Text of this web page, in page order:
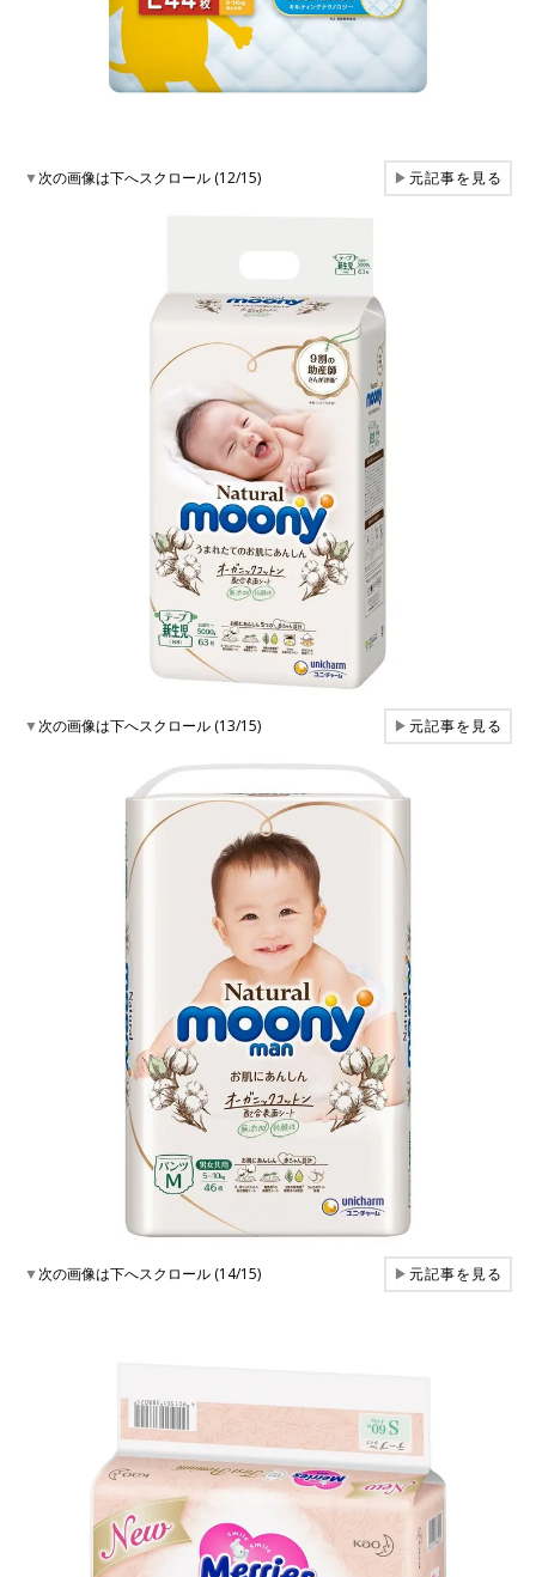
▼次の画像は下へスクロール (12/15) ▶元記事を見る
▼次の画像は下へスクロール (13/15) ▶元記事を見る
▼次の画像は下へスクロール (14/15) ▶元記事を見る